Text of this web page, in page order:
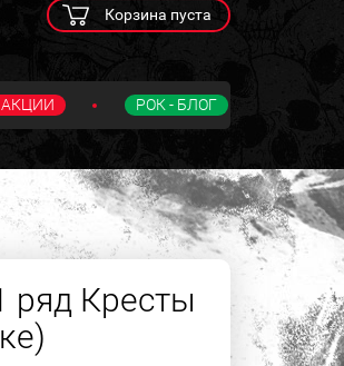
Корзина пуста
АКЦИИ РОК - БЛОГ
ряд Кресты